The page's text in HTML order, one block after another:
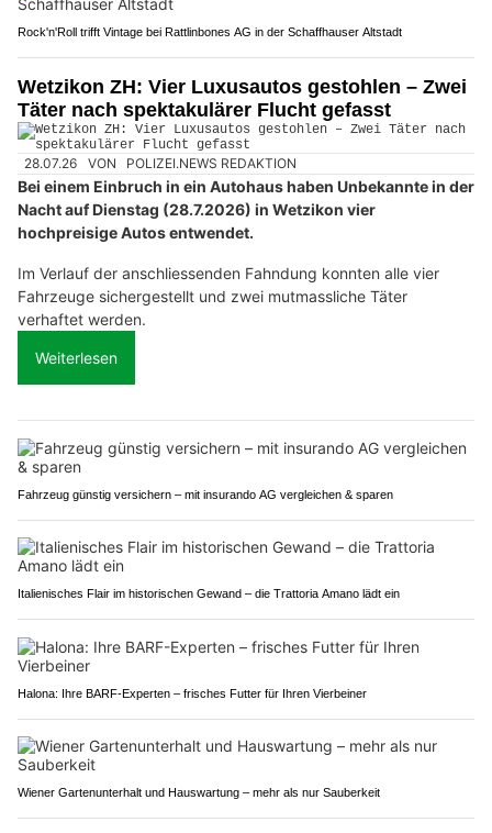
Rock'n'Roll trifft Vintage bei Rattlinbones AG in der Schaffhauser Altstadt
Wetzikon ZH: Vier Luxusautos gestohlen – Zwei
Täter nach spektakulärer Flucht gefasst
28.07.26 VON POLIZEI.NEWS REDAKTION
Bei einem Einbruch in ein Autohaus haben Unbekannte in der
Nacht auf Dienstag (28.7.2026) in Wetzikon vier
hochpreisige Autos entwendet.
Im Verlauf der anschliessenden Fahndung konnten alle vier
Fahrzeuge sichergestellt und zwei mutmassliche Täter
verhaftet werden.
Weiterlesen
Fahrzeug günstig versichern – mit insurando AG vergleichen & sparen
Italienisches Flair im historischen Gewand – die Trattoria Amano lädt ein
Halona: Ihre BARF-Experten – frisches Futter für Ihren Vierbeiner
Wiener Gartenunterhalt und Hauswartung – mehr als nur Sauberkeit